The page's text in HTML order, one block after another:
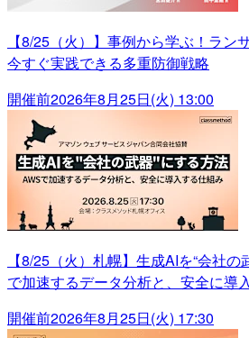
【8/25（火）】事例から学ぶ！ラン
今すぐ実践できる多重防御戦略
開催前2026年8月25日(火) 13:00
【8/25（火）札幌】生成AIを“会社
で加速するデータ分析と、安全に導
開催前2026年8月25日(火) 17:30